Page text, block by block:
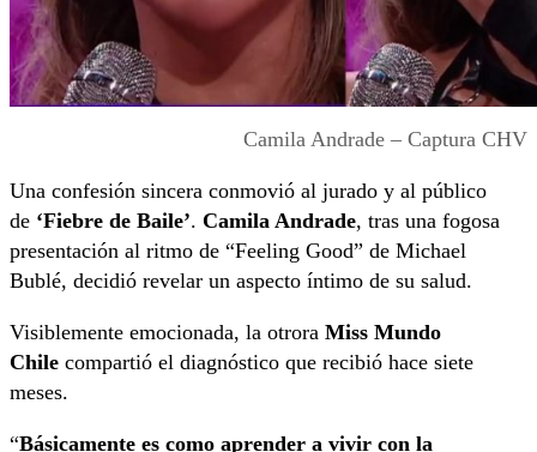
Camila Andrade – Captura CHV
Una confesión sincera conmovió al jurado y al público
de ‘Fiebre de Baile’. Camila Andrade, tras una fogosa
presentación al ritmo de “Feeling Good” de Michael
Bublé, decidió revelar un aspecto íntimo de su salud.
Visiblemente emocionada, la otrora Miss Mundo
Chile compartió el diagnóstico que recibió hace siete
meses.
“Básicamente es como aprender a vivir con la